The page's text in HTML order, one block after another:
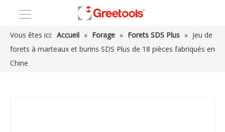
Vous êtes ici: Accueil » Forage » Forets SDS Plus » Jeu de
forets à marteaux et burins SDS Plus de 18 pièces fabriqués en
Chine